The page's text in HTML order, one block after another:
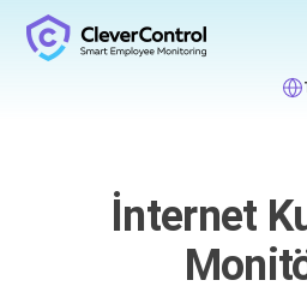
İnternet